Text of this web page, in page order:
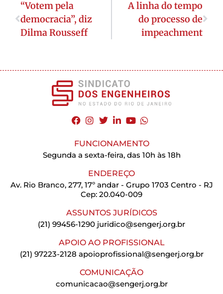
“Votem pela
democracia”, diz
Dilma Rousseff
A linha do tempo
do processo de
impeachment
FUNCIONAMENTO
Segunda a sexta-feira, das 10h às 18h
ENDEREÇO
Av. Rio Branco, 277, 17º andar - Grupo 1703 Centro - RJ
Cep: 20.040-009
ASSUNTOS JURÍDICOS
(21) 99456-1290 juridico@sengerj.org.br
APOIO AO PROFISSIONAL
(21) 97223-2128 apoioprofissional@sengerj.org.br
COMUNICAÇÃO
comunicacao@sengerj.org.br